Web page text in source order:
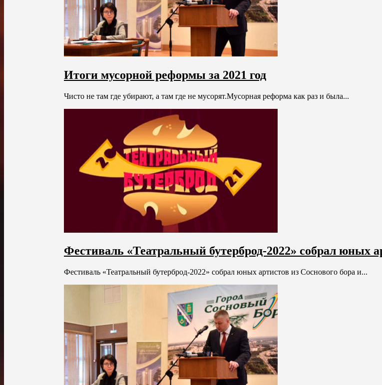
Итоги мусорной реформы за 2021 год
Чисто не там где убирают, а там где не мусорят.Мусорная реформа как раз и была...
Фестиваль «Театральный бутерброд-2022» собрал юных
Фестиваль «Театральный бутерброд-2022» собрал юных артистов из Соснового бора и...